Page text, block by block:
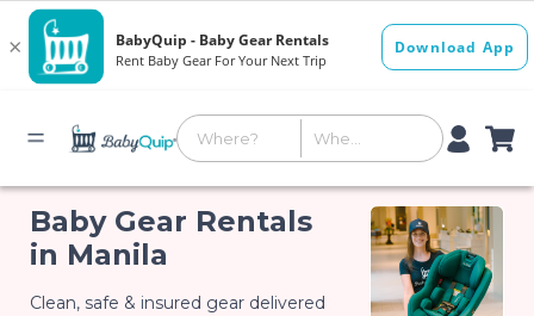
Baby Gear Rentals
in Manila
Clean, safe & insured gear delivered